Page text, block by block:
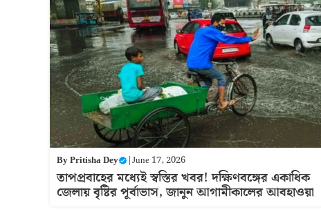
ByPritisha Dey |June 17, 2026
তাপপ্রবাহের মধ্যেই স্বস্তির খবর! দক্ষিণবঙ্গের একাধিক
জেলায় বৃষ্টির পূর্বাভাস, জানুন আগামীকালের আবহাওয়া